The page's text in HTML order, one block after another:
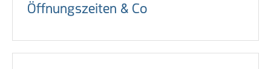
Öffnungszeiten & Co